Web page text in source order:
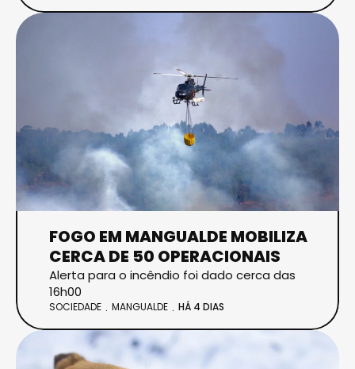
FOGO EM MANGUALDE MOBILIZA
CERCA DE 50 OPERACIONAIS
Alerta para o incêndio foi dado cerca das
16h00
SOCIEDADE MANGUALDE HÁ 4 DIAS